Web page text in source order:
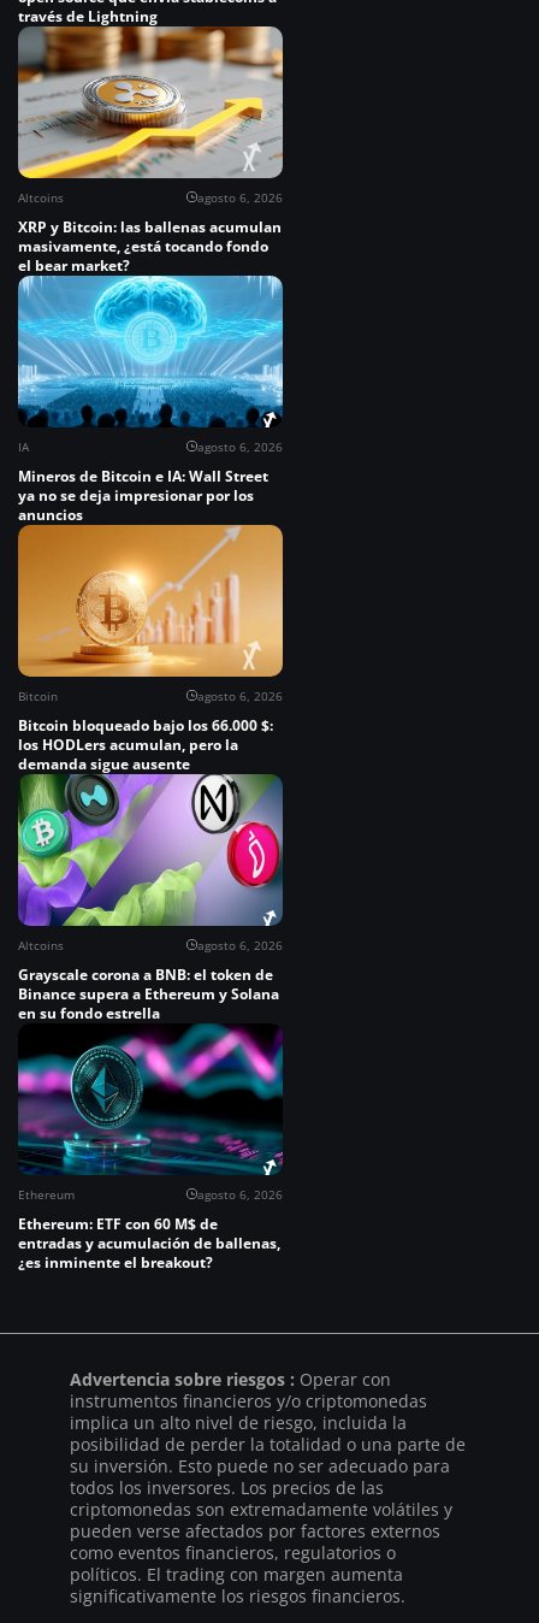
través de Lightning
Altcoins agosto 6, 2026
XRP y Bitcoin: las ballenas acumulan
masivamente, ¿está tocando fondo
el bear market?
IA agosto 6, 2026
Mineros de Bitcoin e IA: Wall Street
ya no se deja impresionar por los
anuncios
Bitcoin agosto 6, 2026
Bitcoin bloqueado bajo los 66.000 $:
los HODLers acumulan, pero la
demanda sigue ausente
Altcoins agosto 6, 2026
Grayscale corona a BNB: el token de
Binance supera a Ethereum y Solana
en su fondo estrella
Ethereum agosto 6, 2026
Ethereum: ETF con 60 M$ de
entradas y acumulación de ballenas,
¿es inminente el breakout?
Advertencia sobre riesgos : Operar con
instrumentos financieros y/o criptomonedas
implica un alto nivel de riesgo, incluida la
posibilidad de perder la totalidad o una parte de
su inversión. Esto puede no ser adecuado para
todos los inversores. Los precios de las
criptomonedas son extremadamente volátiles y
pueden verse afectados por factores externos
como eventos financieros, regulatorios o
políticos. El trading con margen aumenta
significativamente los riesgos financieros.